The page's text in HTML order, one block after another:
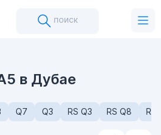
поиск
в Дубае
Q7 Q3 RS Q3 RS Q8 R8